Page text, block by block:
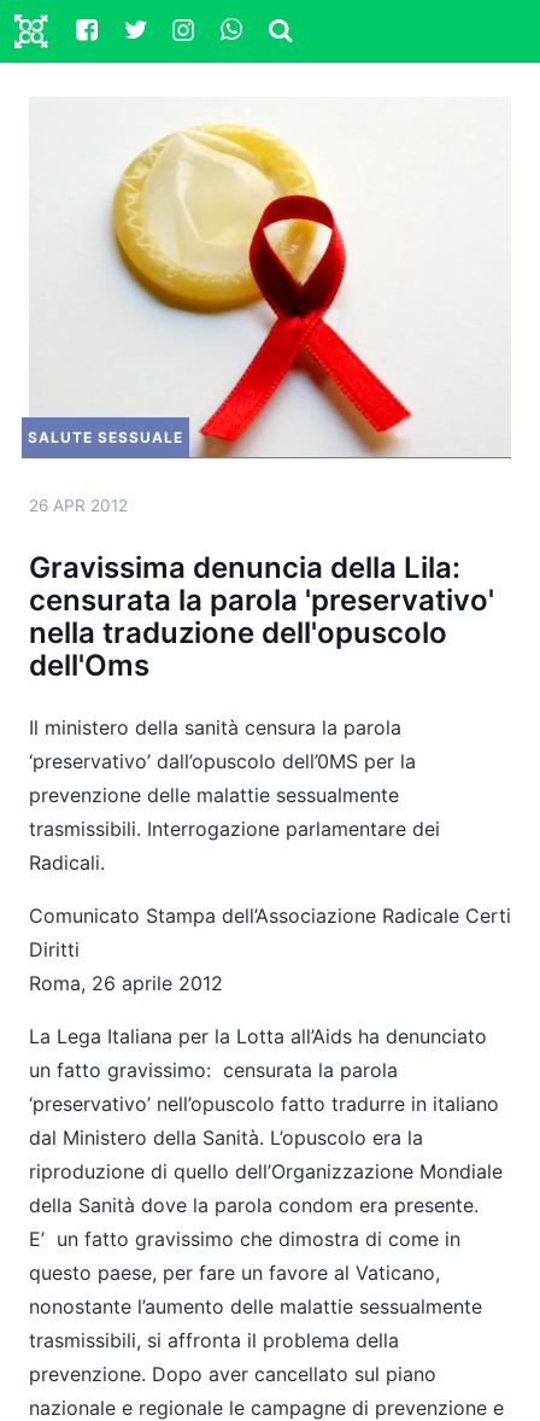
SALUTE SESSUALE
26 APR 2012
Gravissima denuncia della Lila:
censurata la parola 'preservativo'
nella traduzione dell'opuscolo
dell'Oms
Il ministero della sanità censura la parola
‘preservativo’ dall’opuscolo dell’0MS per la
prevenzione delle malattie sessualmente
trasmissibili. Interrogazione parlamentare dei
Radicali.
Comunicato Stampa dell’Associazione Radicale Certi
Diritti
Roma, 26 aprile 2012
La Lega Italiana per la Lotta all’Aids ha denunciato
un fatto gravissimo: censurata la parola
‘preservativo’ nell’opuscolo fatto tradurre in italiano
dal Ministero della Sanità. L’opuscolo era la
riproduzione di quello dell’Organizzazione Mondiale
della Sanità dove la parola condom era presente.
E’ un fatto gravissimo che dimostra di come in
questo paese, per fare un favore al Vaticano,
nonostante l’aumento delle malattie sessualmente
trasmissibili, si affronta il problema della
prevenzione. Dopo aver cancellato sul piano
nazionale e regionale le campagne di prevenzione e